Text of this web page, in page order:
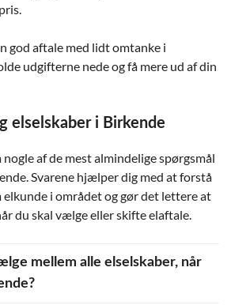
god aftale med lidt omtanke i
udgifterne nede og få mere ud af din
elselskaber i Birkende
af de mest almindelige spørgsmål
Svarene hjælper dig med at forstå
i området og gør det lettere at
du skal vælge eller skifte elaftale.
mellem alle elselskaber, når